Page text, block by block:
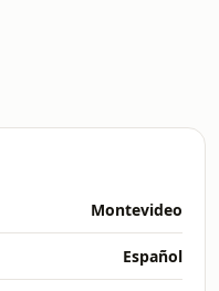
Montevideo
Español